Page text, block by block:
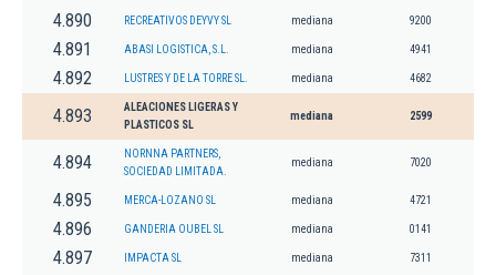
4.890 RECREATIVOS DEYVY SL mediana 9200
4.891 ABASI LOGISTICA, S.L. mediana 4941
4.892 LUSTRES Y DE LA TORRE SL. mediana 4682
4.893
ALEACIONES LIGERAS Y
PLASTICOS SL
mediana 2599
4.894
NORNNA PARTNERS,
SOCIEDAD LIMITADA.
mediana 7020
4.895 MERCA-LOZANO SL mediana 4721
4.896 GANDERIA OUBEL SL mediana 0141
4.897 IMPACTA SL mediana 7311